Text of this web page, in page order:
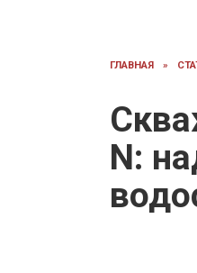
ГЛАВНАЯ »
N: